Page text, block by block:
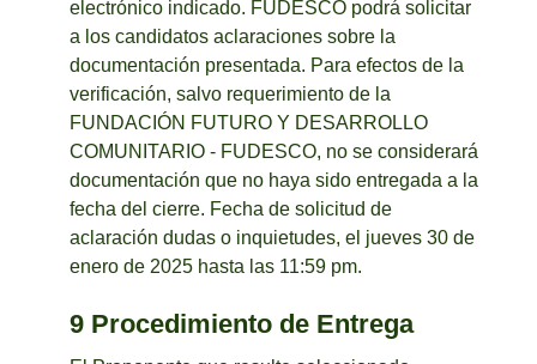
electrónico indicado. FUDESCO podrá solicitar
a los candidatos aclaraciones sobre la
documentación presentada. Para efectos de la
verificación, salvo requerimiento de la
FUNDACIÓN FUTURO Y DESARROLLO
COMUNITARIO - FUDESCO, no se considerará
documentación que no haya sido entregada a la
fecha del cierre. Fecha de solicitud de
aclaración dudas o inquietudes, el jueves 30 de
enero de 2025 hasta las 11:59 pm.
9 Procedimiento de Entrega